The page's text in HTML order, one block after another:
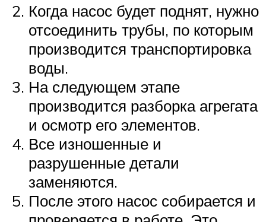
Когда насос будет поднят, нужно
отсоединить трубы, по которым
производится транспортировка
воды.
На следующем этапе
производится разборка агрегата
и осмотр его элементов.
Все изношенные и
разрушенные детали
заменяются.
После этого насос собирается и